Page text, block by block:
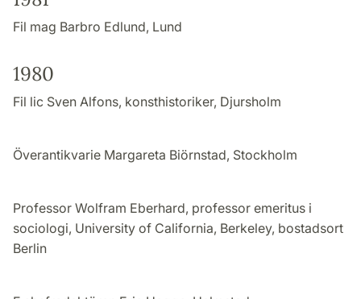
Fil mag Barbro Edlund, Lund
1980
Fil lic Sven Alfons, konsthistoriker, Djursholm
Överantikvarie Margareta Biörnstad, Stockholm
Professor Wolfram Eberhard, professor emeritus i
sociologi, University of California, Berkeley, bostadsort
Berlin